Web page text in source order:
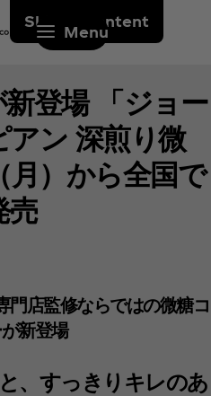
Skip to content
Menu
登場 「ジョー
アン 深煎り微
）から全国で
売
門店監修ならではの微糖コ
新登場
、すっきりキレのあ